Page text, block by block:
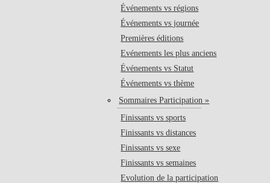
Événements vs régions
Événements vs journée
Premières éditions
Evénements les plus anciens
Événements vs Statut
Événements vs thème
Sommaires Participation »
Finissants vs sports
Finissants vs distances
Finissants vs sexe
Finissants vs semaines
Evolution de la participation